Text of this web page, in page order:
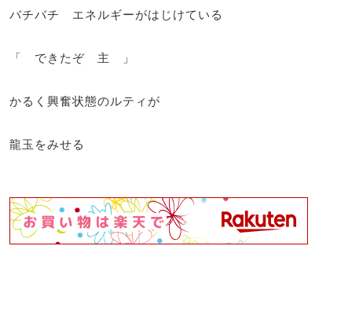
バチバチ エネルギーがはじけている
「 できたぞ 主 」
かるく興奮状態のルティが
龍玉をみせる